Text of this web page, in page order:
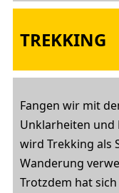
TREKKING
Fangen wir mit
Unklarheiten und
wird Trekking als
Wanderung
Trotzdem hat